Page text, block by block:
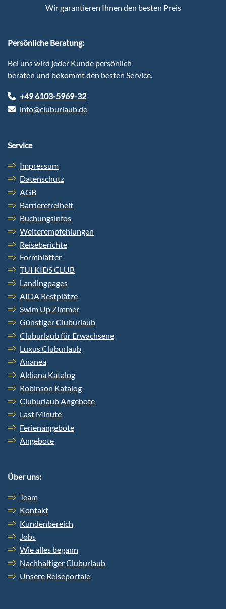
Wir garantieren Ihnen den besten Preis
Persönliche Beratung:
Bei uns wird jeder Kunde persönlich
beraten und bekommt den besten Service.
+49 6103-5969-32
info@cluburlaub.de
Service
Impressum
Datenschutz
AGB
Barrierefreiheit
Buchungsinfos
Weiterempfehlungen
Reiseberichte
Formblätter
TUI KIDS CLUB
Landingpages
AIDA Restplätze
Swim Up Zimmer
Günstiger Cluburlaub
Cluburlaub für Erwachsene
Luxus Cluburlaub
Ananea
Aldiana Katalog
Robinson Katalog
Cluburlaub Angebote
Last Minute
Ferienangebote
Angebote
Über uns:
Team
Kontakt
Kundenbereich
Jobs
Wie alles begann
Nachhaltiger Cluburlaub
Unsere Reiseportale